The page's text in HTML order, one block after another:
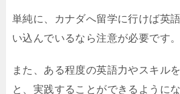
単純に、カナダへ留学に行けば英
い込んでいるなら注意が必要です。
また、ある程度の英語力やスキル
と、実践することができるように